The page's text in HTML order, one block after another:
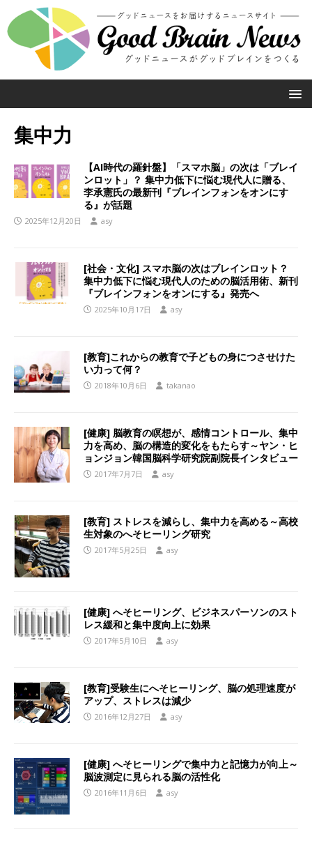
集中力
【AI時代の羅針盤】「スマホ脳」の次は「ブレイ
ンロット」？ 集中力低下に悩む現代人に贈る、
李承憲氏の最新刊『ブレインフォンをオンにす
る』が話題
2025年12月20日 asy
[社会・文化] スマホ脳の次はブレインロット？
集中力低下に悩む現代人のための脳活用術、新刊
『ブレインフォンをオンにする』発売へ
2025年10月17日 asy
[教育]これからの教育で子どもの身につさせけた
い力って何？
2018年10月6日 takanao
[健康] 脳教育の瞑想が、感情コントロール、集中
力を高め、脳の構造的変化をもたらす～ヤン・ヒ
ョンジョン韓国脳科学研究院副院長インタビュー
2017年7月7日 asy
[教育] ストレスを減らし、集中力を高める～高校
生対象のへそヒーリング研究
2017年5月25日 asy
[健康] へそヒーリング、ビジネスパーソンのスト
レス緩和と集中度向上に効果
2017年5月10日 asy
[教育]受験生にへそヒーリング、脳の処理速度が
アップ、ストレスは減少
2016年12月27日 asy
[健康] へそヒーリングで集中力と記憶力が向上～
脳波測定に見られる脳の活性化
2016年11月6日 asy